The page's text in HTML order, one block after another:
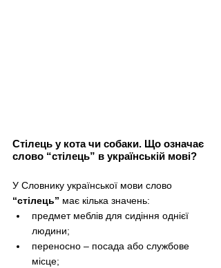
Стілець у кота чи собаки. Що означає
слово “стілець” в українській мові?
У Словнику української мови слово
“стілець” має кілька значень:
предмет меблів для сидіння однієї
людини;
переносно – посада або службове
місце;